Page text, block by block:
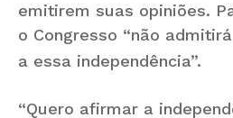
emitirem suas opiniões.
o Congresso “não
a essa independência”.
“Quero afirmar a